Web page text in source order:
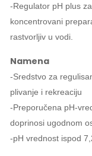
-Regulator pH plus
koncentrovani
rastvorljiv u vodi.
Namena
-Sredstvo za
plivanje i rekreaciju
-Preporučena pH-
doprinosi ugodnom
-pH vrednost ispod